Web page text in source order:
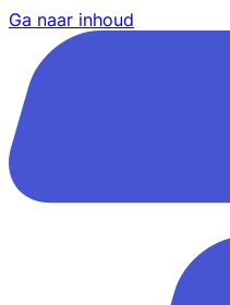
Ga naar inhoud